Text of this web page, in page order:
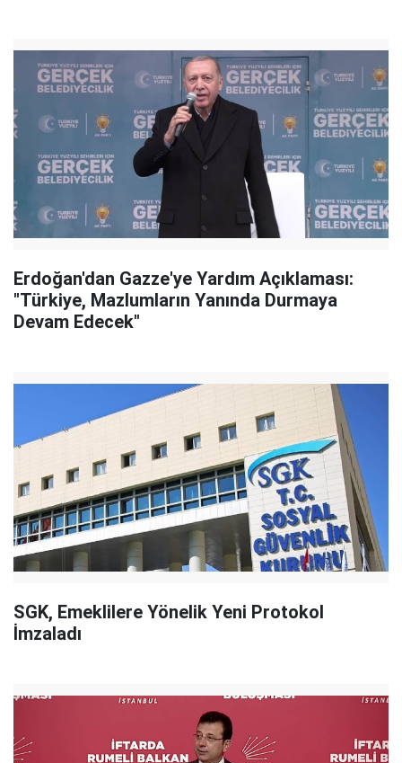
Erdoğan'dan Gazze'ye Yardım Açıklaması:
"Türkiye, Mazlumların Yanında Durmaya
Devam Edecek"
SGK, Emeklilere Yönelik Yeni Protokol
İmzaladı